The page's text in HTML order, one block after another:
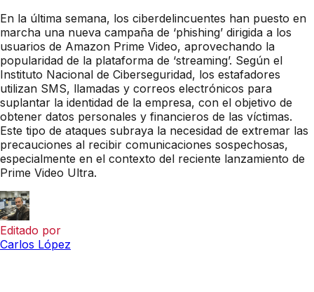
En la última semana, los ciberdelincuentes han puesto en
marcha una nueva campaña de ‘phishing’ dirigida a los
usuarios de Amazon Prime Video, aprovechando la
popularidad de la plataforma de ‘streaming’. Según el
Instituto Nacional de Ciberseguridad, los estafadores
utilizan SMS, llamadas y correos electrónicos para
suplantar la identidad de la empresa, con el objetivo de
obtener datos personales y financieros de las víctimas.
Este tipo de ataques subraya la necesidad de extremar las
precauciones al recibir comunicaciones sospechosas,
especialmente en el contexto del reciente lanzamiento de
Prime Video Ultra.
Editado por
Carlos López